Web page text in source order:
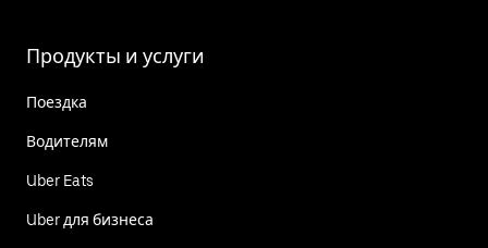
Продукты и услуги
Поездка
Водителям
Uber Eats
Uber для бизнеса